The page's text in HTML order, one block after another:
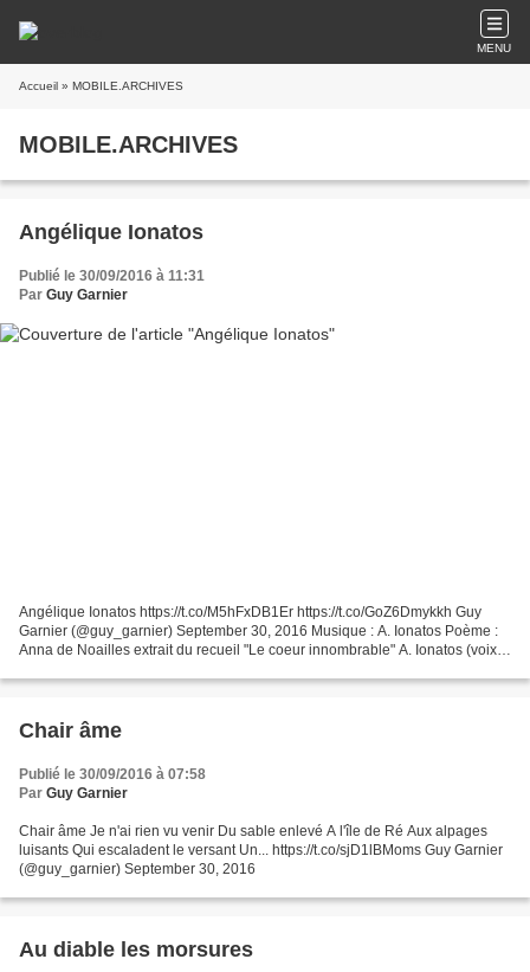
MENU
Accueil » MOBILE.ARCHIVES
MOBILE.ARCHIVES
Angélique Ionatos
Publié le 30/09/2016 à 11:31
Par Guy Garnier
Angélique Ionatos https://t.co/M5hFxDB1Er https://t.co/GoZ6Dmykkh Guy
Garnier (@guy_garnier) September 30, 2016 Musique : A. Ionatos Poème :
Anna de Noailles extrait du recueil "Le coeur innombrable" A. Ionatos (voix-
Chair âme
Publié le 30/09/2016 à 07:58
Par Guy Garnier
Chair âme Je n'ai rien vu venir Du sable enlevé A l'île de Ré Aux alpages
luisants Qui escaladent le versant Un... https://t.co/sjD1lBMoms Guy Garnier
(@guy_garnier) September 30, 2016
Au diable les morsures